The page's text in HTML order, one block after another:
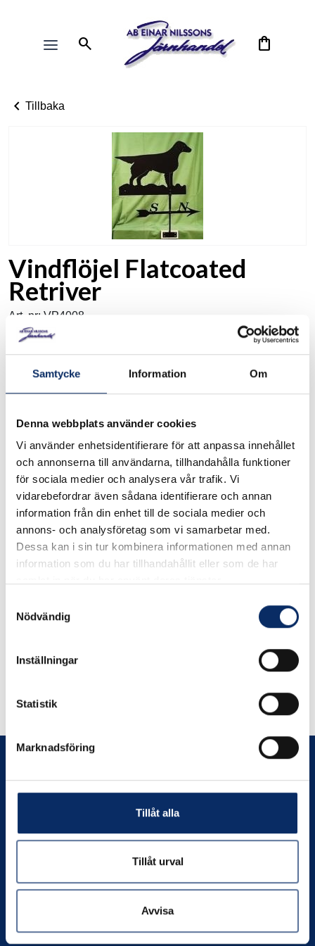
Samtycke Information Om
Denna webbplats använder cookies
Vi använder enhetsidentifierare för att anpassa innehållet
och annonserna till användarna, tillhandahålla funktioner
för sociala medier och analysera vår trafik. Vi
vidarebefordrar även sådana identifierare och annan
information från din enhet till de sociala medier och
annons- och analysföretag som vi samarbetar med.
Dessa kan i sin tur kombinera informationen med annan
information som du har tillhandahållit eller som de har
Nödvändig
Inställningar
Statistik
Marknadsföring
Tillåt alla
Tillåt urval
Avvisa
search shopping_bag
chevron_left Tillbaka
Vindflöjel Flatcoated
Retriver
Art. nr: VP4008
laserskuren plåt.
I lager
remove add
599kr
Lägg i varukorg
Produktinformation expand_more
Liknande produkter
Andra har även tittat på
Kontakta oss
Telefon:0706-390802